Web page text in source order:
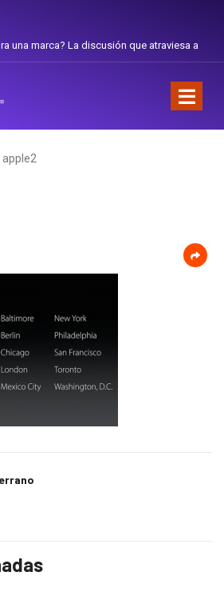
marca? La discusión que atraviesa a
apple2